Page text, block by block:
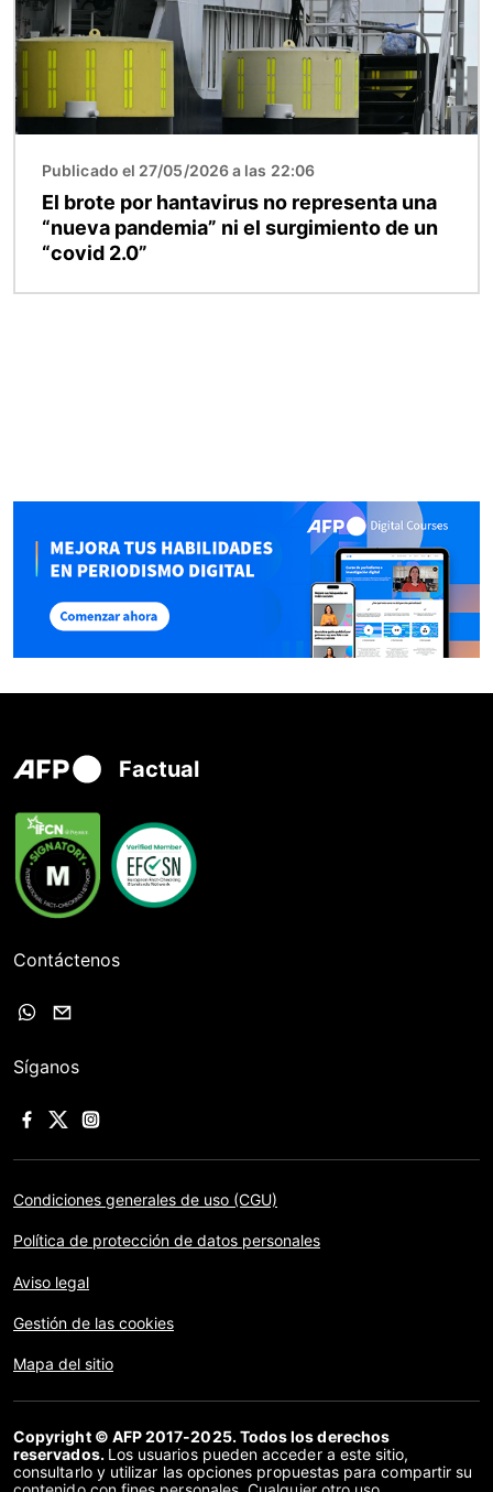
Publicado el 27/05/2026 a las 22:06
El brote por hantavirus no representa una
“nueva pandemia” ni el surgimiento de un
“covid 2.0”
Factual
Contáctenos
Síganos
Condiciones generales de uso (CGU)
Política de protección de datos personales
Aviso legal
Gestión de las cookies
Mapa del sitio
Copyright © AFP 2017-2025. Todos los derechos
reservados. Los usuarios pueden acceder a este sitio,
consultarlo y utilizar las opciones propuestas para compartir su